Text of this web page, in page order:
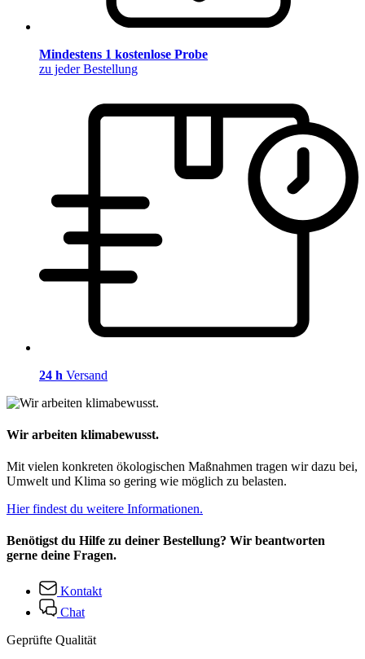
Mindestens 1 kostenlose Probe
zu jeder Bestellung
24 h Versand
Wir arbeiten klimabewusst.
Mit vielen konkreten ökologischen Maßnahmen tragen wir dazu bei,
Umwelt und Klima so gering wie möglich zu belasten.
Hier findest du weitere Informationen.
Benötigst du Hilfe zu deiner Bestellung? Wir beantworten
gerne deine Fragen.
Kontakt
Chat
Geprüfte Qualität